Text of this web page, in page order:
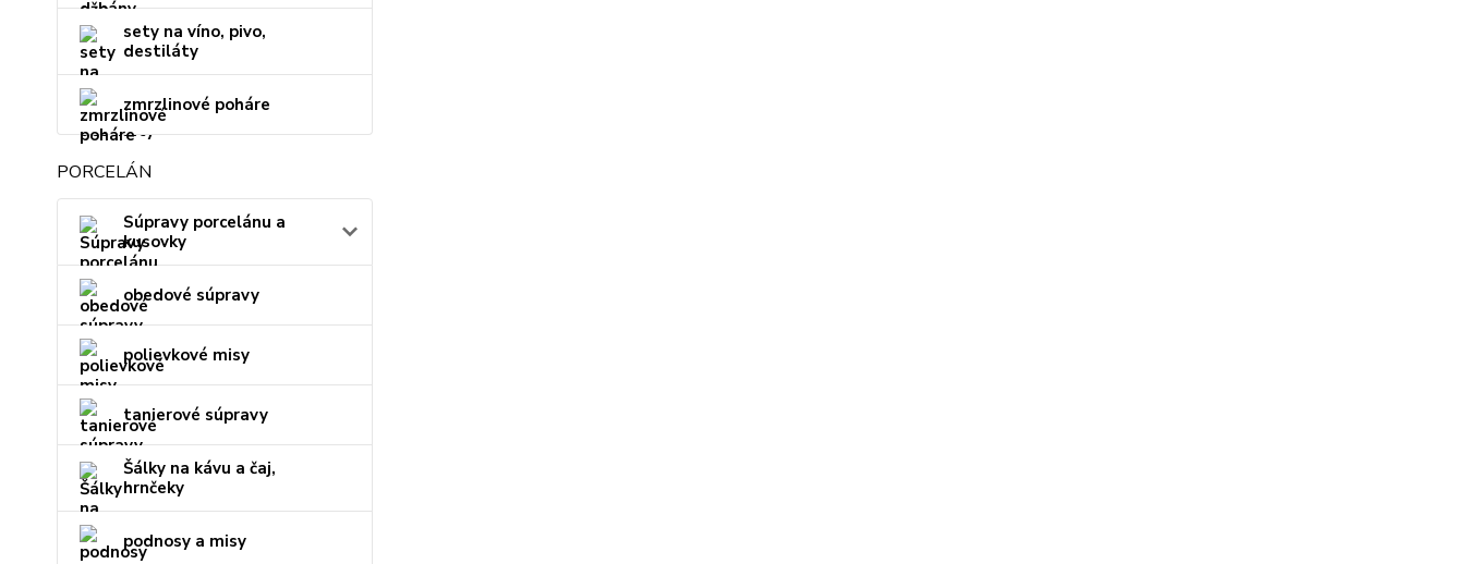
sety na víno, pivo,
destiláty
zmrzlinové poháre
PORCELÁN
Súpravy porcelánu a
kusovky
obedové súpravy
polievkové misy
tanierové súpravy
Šálky na kávu a čaj,
hrnčeky
podnosy a misy